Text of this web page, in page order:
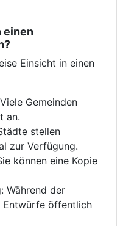
einen
Einsicht in einen
Gemeinden
an.
stellen
zur Verfügung.
können eine Kopie
Während der
Entwürfe öffentlich